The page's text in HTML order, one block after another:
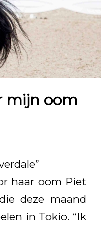
mijn oom
haar oom Piet
deze maand
in Tokio. “Ik